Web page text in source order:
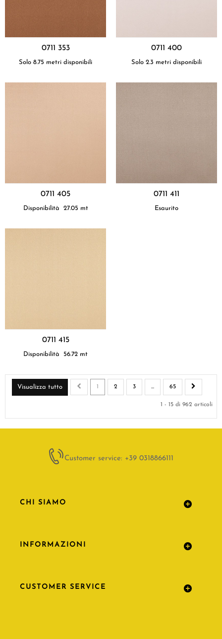
0711 353
Solo 8.75 metri disponibili
0711 400
Solo 2.3 metri disponibili
0711 405
Disponibilità 27.05 mt
0711 411
Esaurito
0711 415
Disponibilità 56.72 mt
Visualizza tutto 1 2 3 ... 65
1 - 15 di 962 articoli
Customer service: +39 0318866111
CHI SIAMO
INFORMAZIONI
CUSTOMER SERVICE